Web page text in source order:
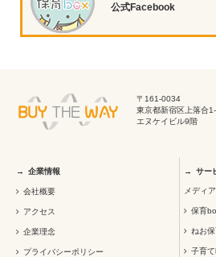
公式Facebook
〒161-0034
東京都新宿区上落合
エヌケイビル9階
企業情報
会社概要
アクセス
企業理念
プライバシーポリシー
サー
メディ
保育
ねお
子育